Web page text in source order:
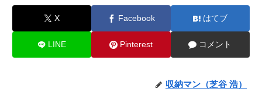
X Facebook はてブ
LINE Pinterest コメント
収納マン（芝谷 浩）